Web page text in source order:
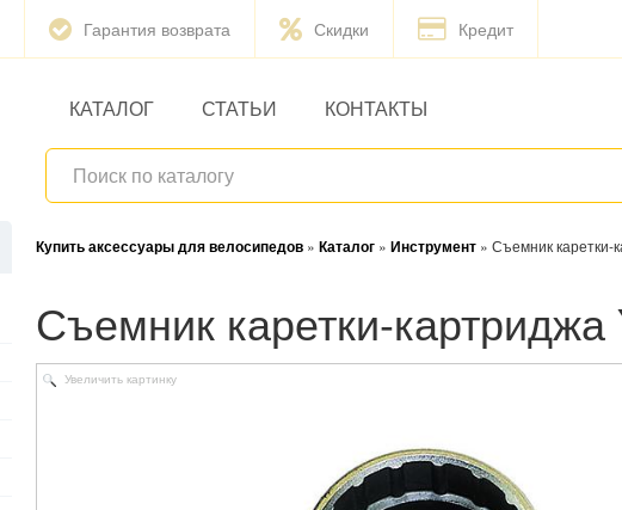
Гарантия возврата Скидки Кредит
КАТАЛОГ СТАТЬИ КОНТАКТЫ
Купить аксессуары для велосипедов » Каталог » Инструмент » Съемник каретки-
Съемник каретки-
Увеличить картинку